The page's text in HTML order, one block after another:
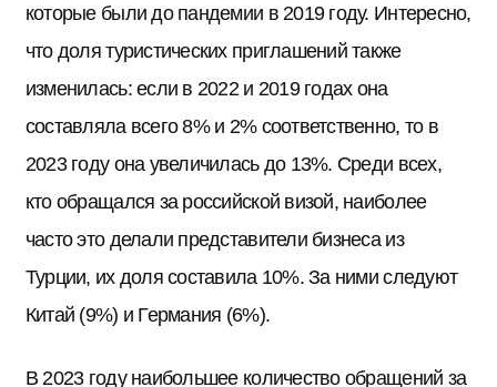
которые были до пандемии в 2019 году. Интересно,
что доля туристических приглашений также
изменилась: если в 2022 и 2019 годах она
составляла всего 8% и 2% соответственно, то в
2023 году она увеличилась до 13%. Среди всех,
кто обращался за российской визой, наиболее
часто это делали представители бизнеса из
Турции, их доля составила 10%. За ними следуют
Китай (9%) и Германия (6%).
В 2023 году наибольшее количество обращений за